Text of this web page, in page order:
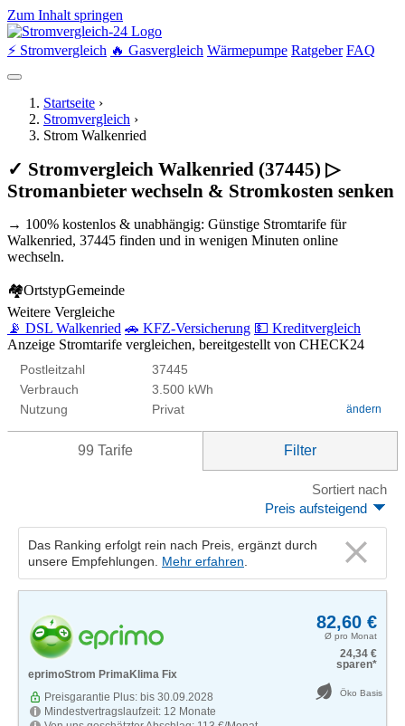
Zum Inhalt springen
⚡ Stromvergleich 🔥 Gasvergleich Wärmepumpe Ratgeber FAQ
Startseite ›
Stromvergleich ›
Strom Walkenried
✓ Stromvergleich Walkenried (37445) ▷
Stromanbieter wechseln & Stromkosten senken
→ 100% kostenlos & unabhängig: Günstige Stromtarife für
Walkenried, 37445 finden und in wenigen Minuten online
wechseln.
🏘OrtstypGemeinde
Weitere Vergleiche
📡 DSL Walkenried 🚗 KFZ-Versicherung 💵 Kreditvergleich
Anzeige Stromtarife vergleichen, bereitgestellt von CHECK24